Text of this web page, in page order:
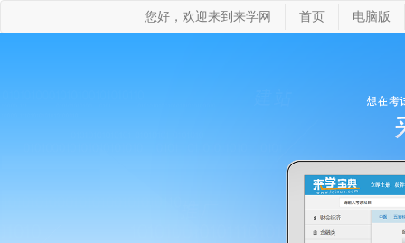
您好，欢迎来到来学网 首页 电脑版